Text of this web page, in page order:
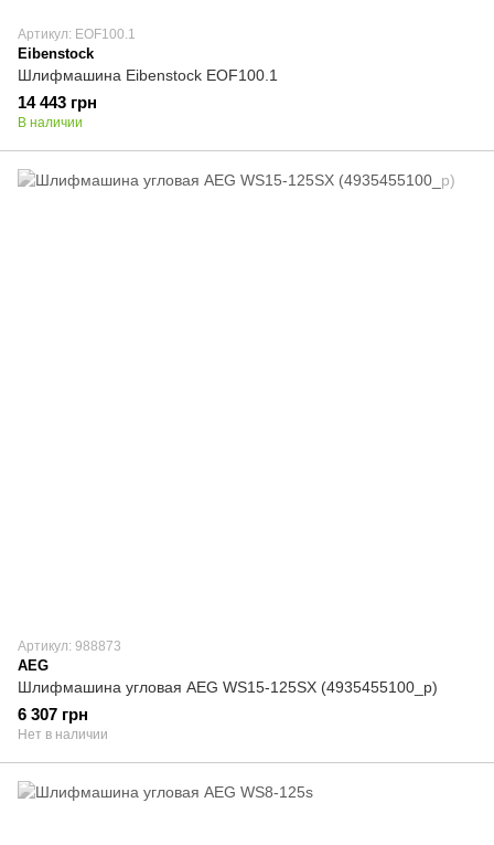
Артикул: EOF100.1
Eibenstock
Шлифмашина Eibenstock EOF100.1
14 443 грн
В наличии
Артикул: 988873
AEG
Шлифмашина угловая AEG WS15-125SX (4935455100_p)
6 307 грн
Нет в наличии